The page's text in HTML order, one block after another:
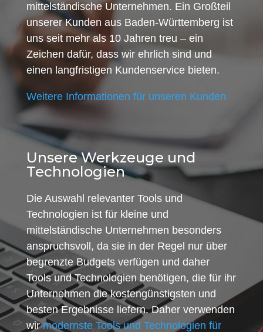
mittelständische Unternehmen. Ein Großteil
unserer Kunden aus Baden-Württemberg ist
uns seit mehr als 10 Jahren treu – ein
Zeichen dafür, dass wir ehrlich sind und
einen langfristigen Kundenservice bieten.
Weitere Informationen für unseren Kunden
Unsere Werkzeuge und
Technologien
Die Auswahl relevanter Tools und
Technologien ist für kleine und
mittelständische Unternehmen besonders
anspruchsvoll, da sie in der Regel nur über
begrenzte Budgets verfügen und daher
Tools und Technologien benötigen, die für ihr
Unternehmen die kostengünstigsten und
besten Ergebnisse liefern. Daher verwenden
wirmodernste Tools und Technologien für